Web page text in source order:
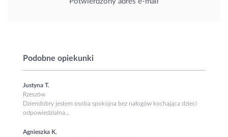
Podobne opiekunki
Justyna T.
Rzeszów
Dziendobry jestem osoba spokojna bez nałogów kochająca dzieci
odpowiedzialna...
Agnieszka K.